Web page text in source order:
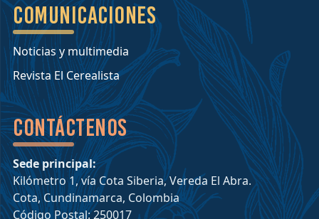
Comunicaciones
Noticias y multimedia
Revista El Cerealista
Contáctenos
Sede principal:
Kilómetro 1, vía Cota Siberia, Vereda El Abra.
Cota, Cundinamarca, Colombia
Código Postal: 250017